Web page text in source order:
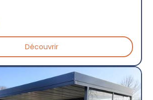
Découvrir